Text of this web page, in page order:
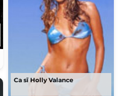
Ca sĩ Holly Valance